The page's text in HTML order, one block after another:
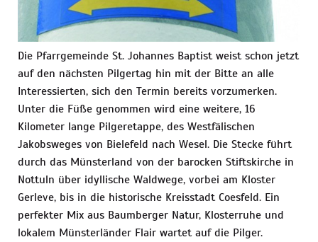
Die Pfarrgemeinde St. Johannes Baptist weist schon jetzt
auf den nächsten Pilgertag hin mit der Bitte an alle
Interessierten, sich den Termin bereits vorzumerken.
Unter die Füße genommen wird eine weitere, 16
Kilometer lange Pilgeretappe, des Westfälischen
Jakobsweges von Bielefeld nach Wesel. Die Stecke führt
durch das Münsterland von der barocken Stiftskirche in
Nottuln über idyllische Waldwege, vorbei am Kloster
Gerleve, bis in die historische Kreisstadt Coesfeld. Ein
perfekter Mix aus Baumberger Natur, Klosterruhe und
lokalem Münsterländer Flair wartet auf die Pilger.